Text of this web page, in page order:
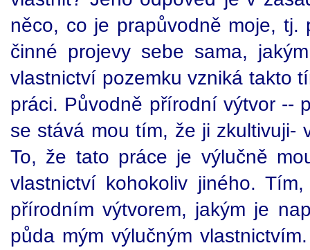
něco, co je prapůvodně moje, tj.
činné projevy sebe sama,
vlastnictví pozemku vzniká takto
práci. Původně přírodní výtvor --
se stává mou tím, že ji zkultivuji-
To, že tato práce je výlučně
vlastnictví kohokoliv jiného.
přírodním výtvorem, jakým je
půda mým výlučným